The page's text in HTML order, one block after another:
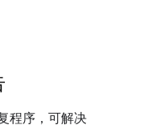
程序，可解决